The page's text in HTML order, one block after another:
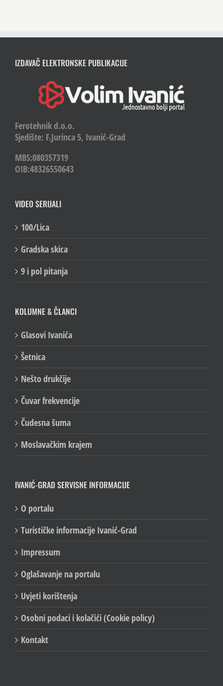
IZDAVAČ ELEKTRONSKE PUBLIKACIJE
Ferotehnik d.o.o.
Sjedište: F.Jurinca 5, Ivanić-Grad
MBS:080357319
OIB:48326550643
VIDEO SERIJALI
100/Lica
Gradska skica
9 i pol pitanja
KOLUMNE & ČLANCI
Glasovi Ivanića
Šetnica
Nešto drukčije
Čuvar frekvencije
Čudesna šuma
Moslavačkim krajem
IVANIĆ-GRAD SERVISNE INFORMACIJE
O portalu
Turističke informacije Ivanić-Grad
Impressum
Oglašavanje na portalu
Uvjeti korištenja
Osobni podaci i kolačići (Cookie policy)
Kontakt